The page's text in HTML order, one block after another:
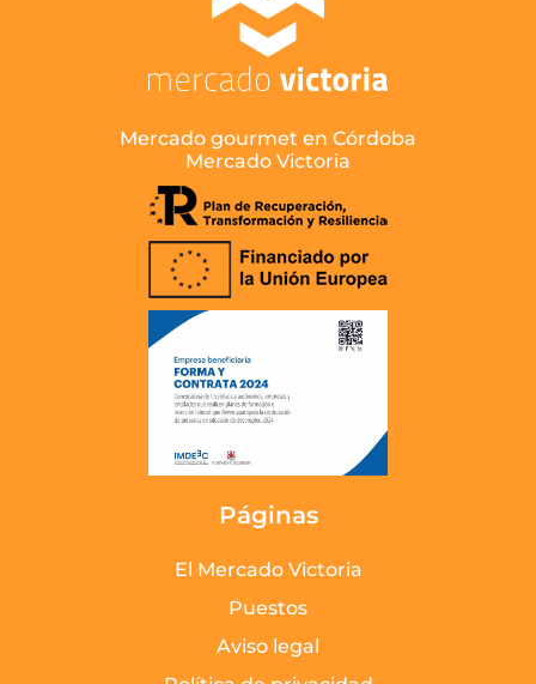
Mercado gourmet en Córdoba
Mercado Victoria
Páginas
El Mercado Victoria
Puestos
Aviso legal